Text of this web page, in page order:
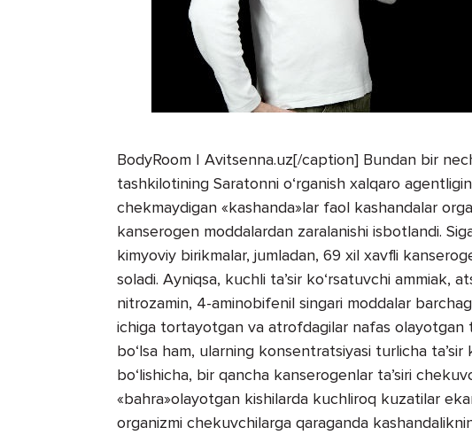
BodyRoom | Avitsenna.uz[/caption] Bundan bir
tashkilotining Saratonni o‘rganish xalqaro
chekmaydigan «kashanda»lar faol kashandalar
kanserogen moddalardan zaralanishi isbotlandi.
kimyoviy birikmalar, jumladan, 69 xil xavfli
soladi. Ayniqsa, kuchli ta’sir ko‘rsatuvchi ammiak,
nitrozamin, 4-aminobifenil singari moddalar
ichiga tortayotgan va atrofdagilar nafas olayotgan
bo‘lsa ham, ularning konsentratsiyasi turlicha ta’sir
bo‘lishicha, bir qancha kanserogenlar ta’siri
«bahra»olayotgan kishilarda kuchliroq kuzatilar
organizmi chekuvchilarga qaraganda